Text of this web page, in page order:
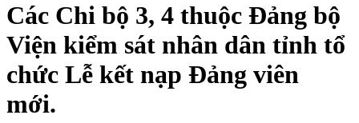
Các Chi bộ 3, 4 thuộc Đảng bộ
Viện kiểm sát nhân dân tỉnh tổ
chức Lễ kết nạp Đảng viên
mới.